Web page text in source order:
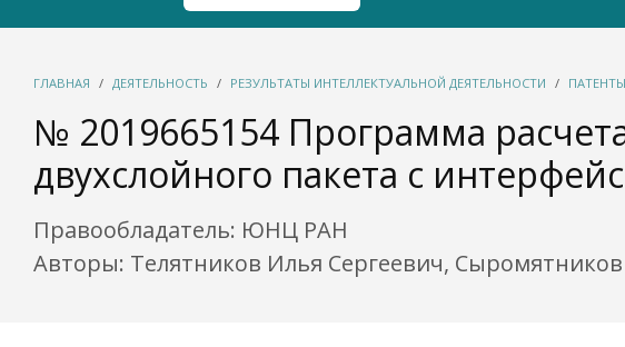
ГЛАВНАЯ ДЕЯТЕЛЬНОСТЬ РЕЗУЛЬТАТЫ ИНТЕЛЛЕКТУАЛЬНОЙ ДЕЯТЕЛЬНОСТИ ПАТЕНТЫ
№ 2019665154 Программа
двухслойного пакета с
Правообладатель: ЮНЦ РАН
Авторы: Телятников Илья Сергеевич,